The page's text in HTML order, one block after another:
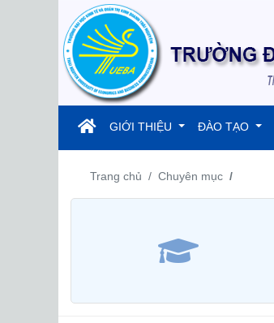
(current)
GIỚI THIỆU ĐÀO TẠO
Trang chủ Chuyên mục